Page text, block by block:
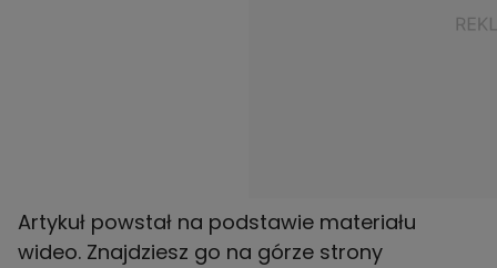
Artykuł powstał na podstawie materiału
wideo. Znajdziesz go na górze strony